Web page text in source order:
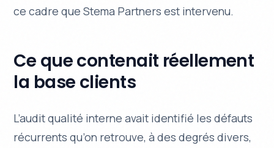
ce cadre que Stema Partners est intervenu.
Ce que contenait réellement
la base clients
L’audit qualité interne avait identifié les défauts
récurrents qu’on retrouve, à des degrés divers,